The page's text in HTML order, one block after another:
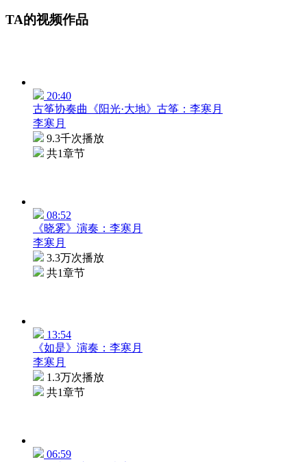
TA的视频作品
20:40
古筝协奏曲《阳光·大地》古筝：李寒月
李寒月
9.3千次播放
共1章节
08:52
《晓雾》演奏：李寒月
李寒月
3.3万次播放
共1章节
13:54
《如是》演奏：李寒月
李寒月
1.3万次播放
共1章节
06:59